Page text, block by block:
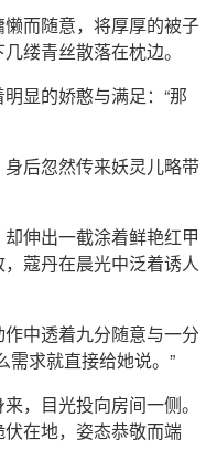
而随意，将厚厚的被子
缕青丝散落在枕边。
显的娇憨与满足：“那
后忽然传来妖灵儿略带
伸出一截涂着鲜艳红甲
蔻丹在晨光中泛着诱人
中透着九分随意与一分
需求就直接给她说。”
，目光投向房间一侧。
在地，姿态恭敬而端